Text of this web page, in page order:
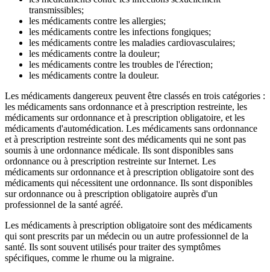
transmissibles;
les médicaments contre les allergies;
les médicaments contre les infections fongiques;
les médicaments contre les maladies cardiovasculaires;
les médicaments contre la douleur;
les médicaments contre les troubles de l'érection;
les médicaments contre la douleur.
Les médicaments dangereux peuvent être classés en trois catégories :
les médicaments sans ordonnance et à prescription restreinte, les
médicaments sur ordonnance et à prescription obligatoire, et les
médicaments d'automédication. Les médicaments sans ordonnance
et à prescription restreinte sont des médicaments qui ne sont pas
soumis à une ordonnance médicale. Ils sont disponibles sans
ordonnance ou à prescription restreinte sur Internet. Les
médicaments sur ordonnance et à prescription obligatoire sont des
médicaments qui nécessitent une ordonnance. Ils sont disponibles
sur ordonnance ou à prescription obligatoire auprès d'un
professionnel de la santé agréé.
Les médicaments à prescription obligatoire sont des médicaments
qui sont prescrits par un médecin ou un autre professionnel de la
santé. Ils sont souvent utilisés pour traiter des symptômes
spécifiques, comme le rhume ou la migraine.